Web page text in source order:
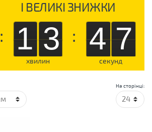
І ВЕЛИКІ ЗНИЖКИ
: 13
хвилин
: 46
секунд
На сторінці: